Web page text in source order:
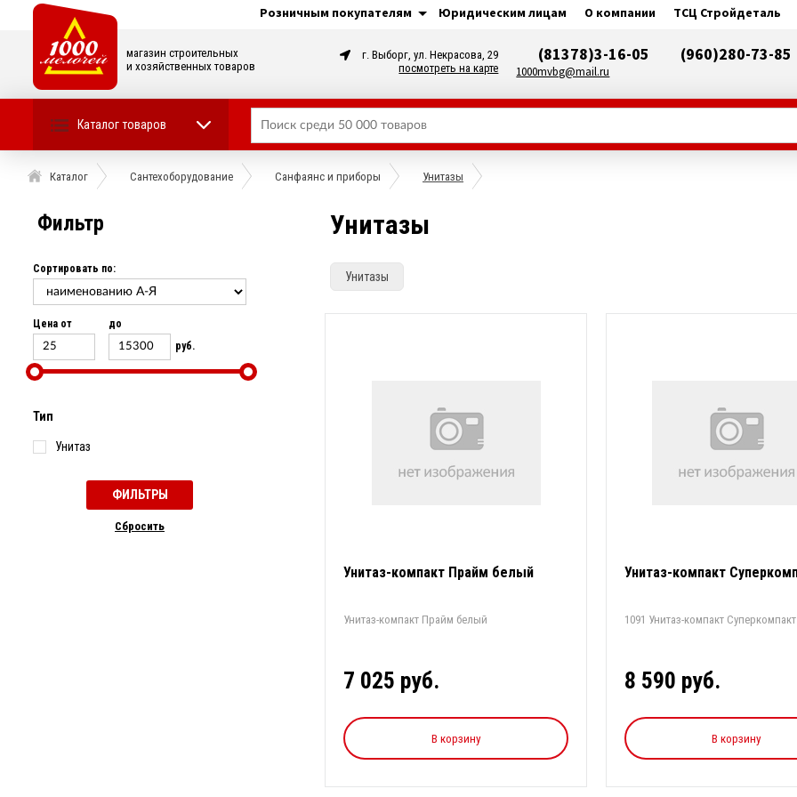
Розничным покупателям Юридическим лицам О компании ТСЦ Стройдеталь
магазин строительных
и хозяйственных товаров
г. Выборг, ул. Некрасова, 29
посмотреть на карте
(81378)3-16-05 (960)280-73-85
1000mvbg@mail.ru
Каталог товаров
Каталог Сантехоборудование Санфаянс и приборы Унитазы
Фильтр
Сортировать по:
Цена от
до
руб.
Тип
Унитаз
Cбросить
Унитазы
Унитазы
Унитаз-компакт Прайм белый
Унитаз-компакт Прайм белый
7 025 руб.
В корзину
Унитаз-компакт
1091 Унитаз-компакт
8 590 руб.
В корзину